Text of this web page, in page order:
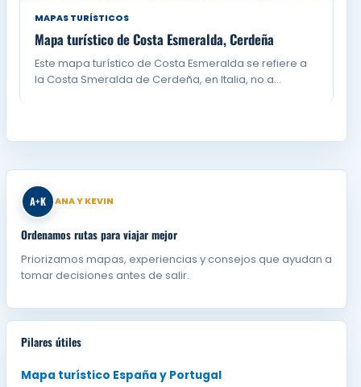
MAPAS TURÍSTICOS
Mapa turístico de Costa Esmeralda, Cerdeña
Este mapa turístico de Costa Esmeralda se refiere a
la Costa Smeralda de Cerdeña, en Italia, no a…
A+K ANA Y KEVIN
Ordenamos rutas para viajar mejor
Priorizamos mapas, experiencias y consejos que ayudan a
tomar decisiones antes de salir.
Pilares útiles
Mapa turístico España y Portugal